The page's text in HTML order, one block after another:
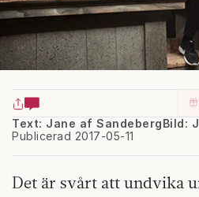
Text: Jane af Sandeberg
Publicerad 2017-05-11
Bild:
Det är svårt att undvika